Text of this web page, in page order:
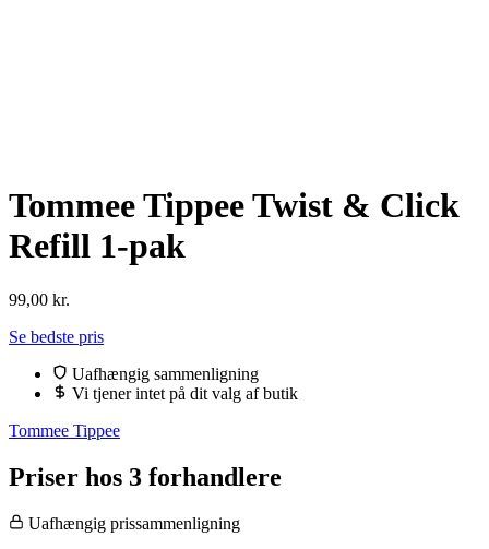
Tommee Tippee Twist & Click
Refill 1-pak
99,00 kr.
Se bedste pris
Uafhængig sammenligning
Vi tjener intet på dit valg af butik
Tommee Tippee
Priser hos 3 forhandlere
Uafhængig prissammenligning